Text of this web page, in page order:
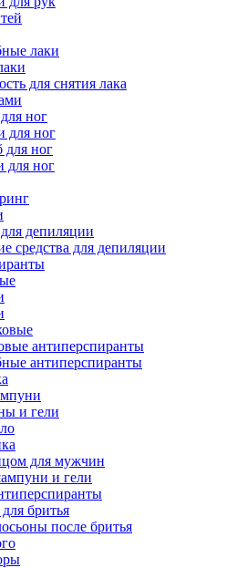
лаки
для снятия лака
ног
для ног
для ног
для ног
депиляции
средства для депиляции
антиперспиранты
антиперспиранты
и гели
для мужчин
и гели
бритья
после бритья